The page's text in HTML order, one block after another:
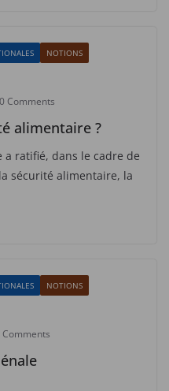
NOTIONS
0 Comments
alimentaire ?
a ratifié, dans le cadre de
sécurité alimentaire, la
NOTIONS
Comments